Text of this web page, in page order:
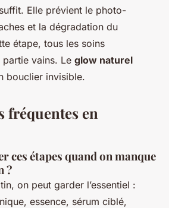
Elle prévient le photo-
et la dégradation du
étape, tous les soins
vains. Le glow naturel
bouclier invisible.
fréquentes en
ces étapes quand on manque
?
on peut garder l’essentiel :
essence, sérum ciblé,